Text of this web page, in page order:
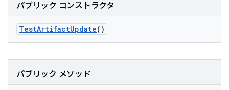
パブリック コンストラクタ
TestArtifactUpdate()
パブリック メソッド